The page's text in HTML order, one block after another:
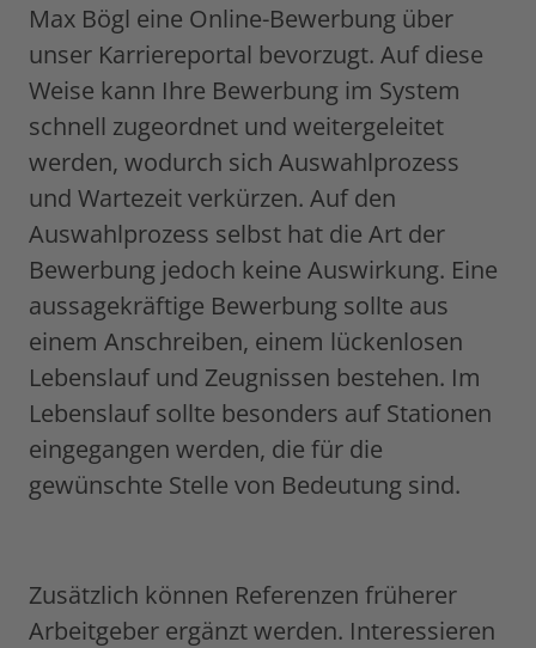
Max Bögl eine Online-Bewerbung über
unser Karriereportal bevorzugt. Auf diese
Weise kann Ihre Bewerbung im System
schnell zugeordnet und weitergeleitet
werden, wodurch sich Auswahlprozess
und Wartezeit verkürzen. Auf den
Auswahlprozess selbst hat die Art der
Bewerbung jedoch keine Auswirkung. Eine
aussagekräftige Bewerbung sollte aus
einem Anschreiben, einem lückenlosen
Lebenslauf und Zeugnissen bestehen. Im
Lebenslauf sollte besonders auf Stationen
eingegangen werden, die für die
gewünschte Stelle von Bedeutung sind.
Zusätzlich können Referenzen früherer
Arbeitgeber ergänzt werden. Interessieren